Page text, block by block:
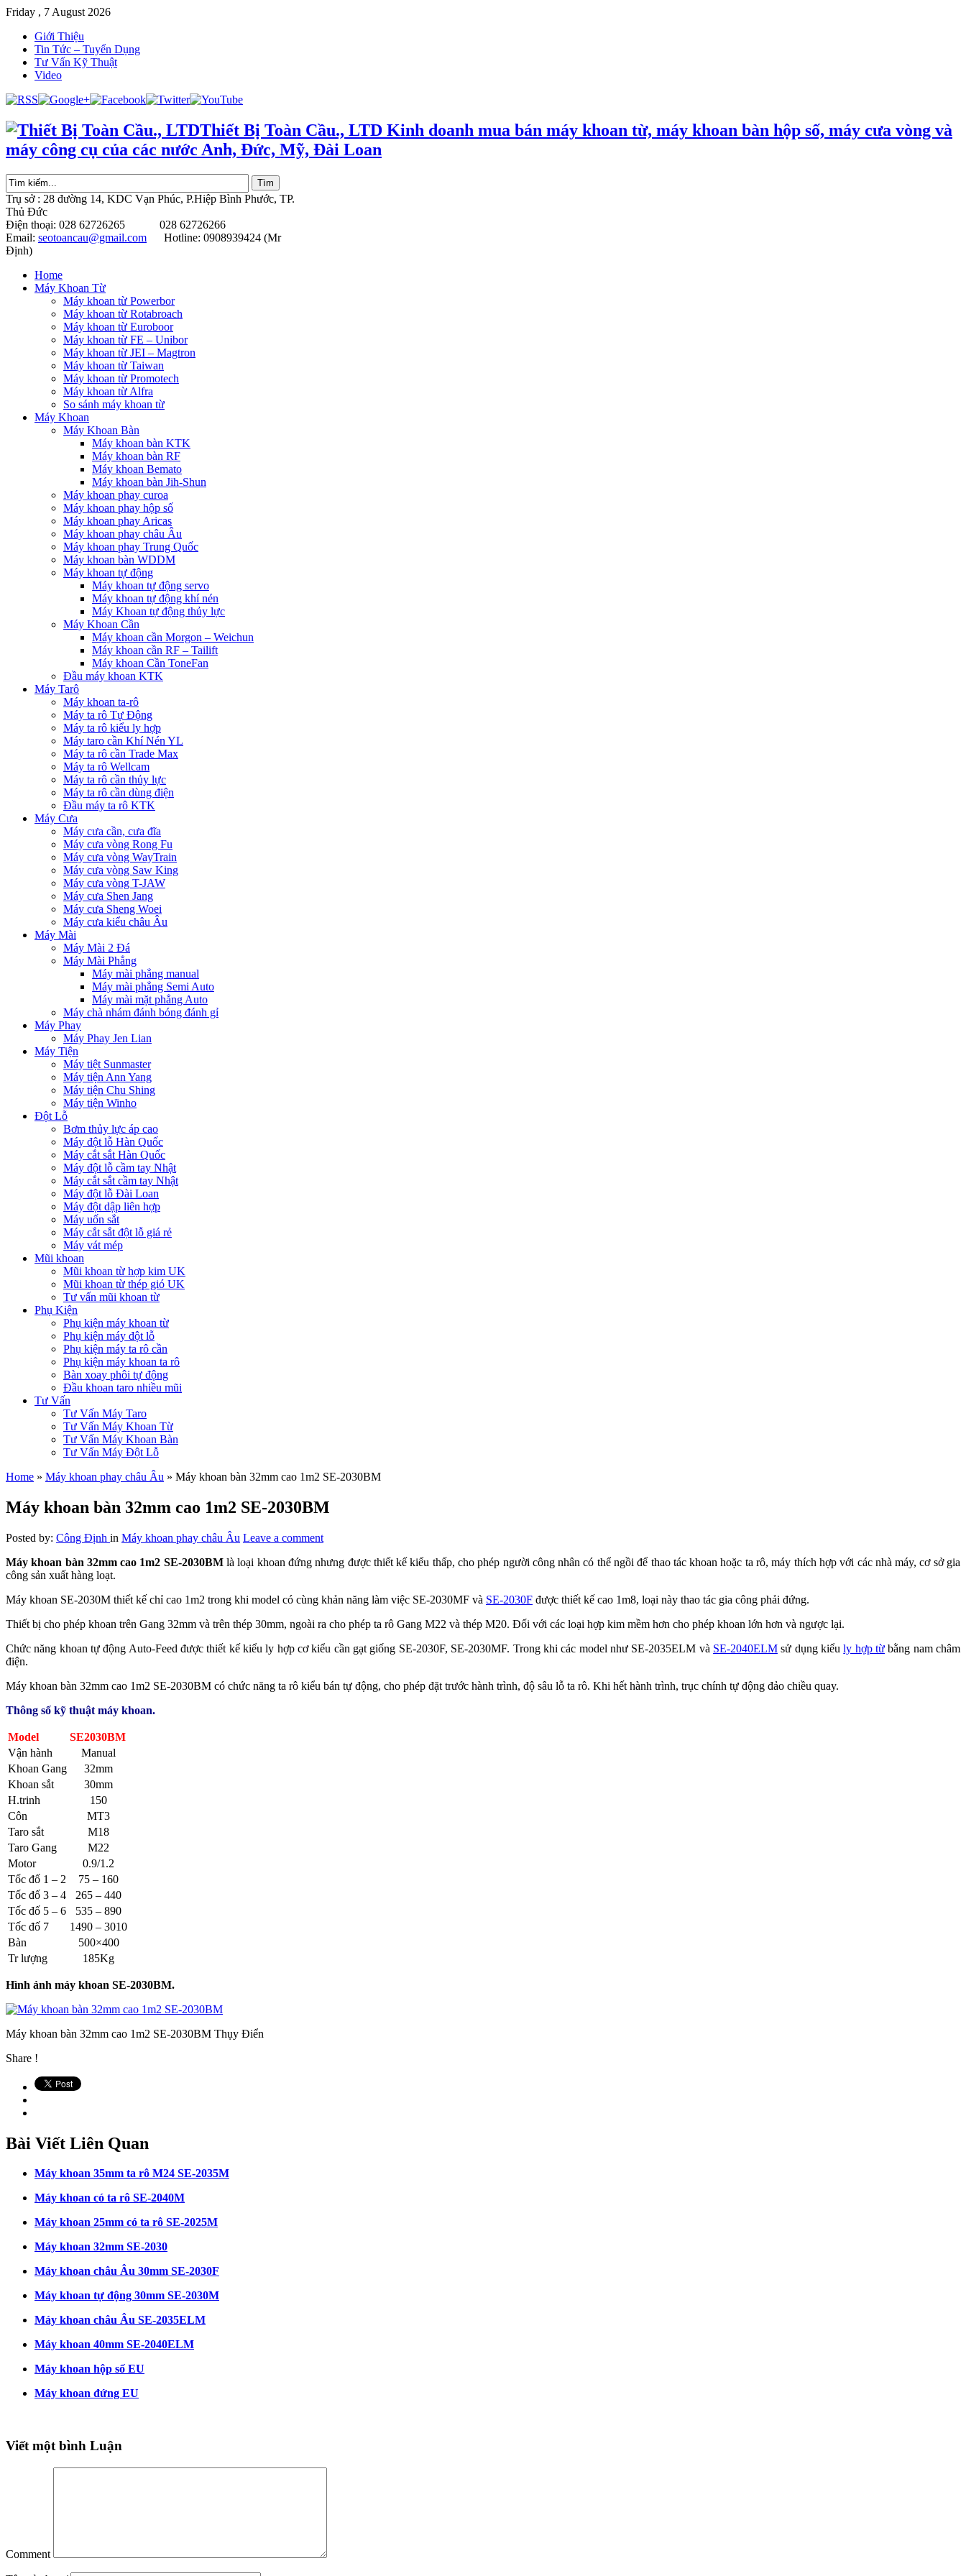
Friday , 7 August 2026
Giới Thiệu
Tin Tức – Tuyển Dụng
Tư Vấn Kỹ Thuật
Video
Thiết Bị Toàn Cầu., LTD Kinh doanh mua bán máy khoan từ, máy khoan bàn hộp số, máy cưa vòng và
máy công cụ của các nước Anh, Đức, Mỹ, Đài Loan
Trụ sở : 28 đường 14, KDC Vạn Phúc, P.Hiệp Bình Phước, TP.
Thủ Đức
Điện thoại: 028 62726265 028 62726266
Email: seotoancau@gmail.com Hotline: 0908939424 (Mr
Định)
Home
Máy Khoan Từ
Máy khoan từ Powerbor
Máy khoan từ Rotabroach
Máy khoan từ Euroboor
Máy khoan từ FE – Unibor
Máy khoan từ JEI – Magtron
Máy khoan từ Taiwan
Máy khoan từ Promotech
Máy khoan từ Alfra
So sánh máy khoan từ
Máy Khoan
Máy Khoan Bàn
Máy khoan bàn KTK
Máy khoan bàn RF
Máy khoan Bemato
Máy khoan bàn Jih-Shun
Máy khoan phay curoa
Máy khoan phay hộp số
Máy khoan phay Aricas
Máy khoan phay châu Âu
Máy khoan phay Trung Quốc
Máy khoan bàn WDDM
Máy khoan tự động
Máy khoan tự động servo
Máy khoan tự động khí nén
Máy Khoan tự động thủy lực
Máy Khoan Cần
Máy khoan cần Morgon – Weichun
Máy khoan cần RF – Tailift
Máy khoan Cần ToneFan
Đầu máy khoan KTK
Máy Tarô
Máy khoan ta-rô
Máy ta rô Tự Động
Máy ta rô kiểu ly hợp
Máy taro cần Khí Nén YL
Máy ta rô cần Trade Max
Máy ta rô Wellcam
Máy ta rô cần thủy lực
Máy ta rô cần dùng điện
Đầu máy ta rô KTK
Máy Cưa
Máy cưa cần, cưa đĩa
Máy cưa vòng Rong Fu
Máy cưa vòng WayTrain
Máy cưa vòng Saw King
Máy cưa vòng T-JAW
Máy cưa Shen Jang
Máy cưa Sheng Woei
Máy cưa kiểu châu Âu
Máy Mài
Máy Mài 2 Đá
Máy Mài Phẳng
Máy mài phẳng manual
Máy mài phẳng Semi Auto
Máy mài mặt phẳng Auto
Máy chà nhám đánh bóng đánh gỉ
Máy Phay
Máy Phay Jen Lian
Máy Tiện
Máy tiệt Sunmaster
Máy tiện Ann Yang
Máy tiện Chu Shing
Máy tiện Winho
Đột Lỗ
Bơm thủy lực áp cao
Máy đột lỗ Hàn Quốc
Máy cắt sắt Hàn Quốc
Máy đột lỗ cầm tay Nhật
Máy cắt sắt cầm tay Nhật
Máy đột lỗ Đài Loan
Máy đột dập liên hợp
Máy uốn sắt
Máy cắt sắt đột lỗ giá rẻ
Máy vát mép
Mũi khoan
Mũi khoan từ hợp kim UK
Mũi khoan từ thép gió UK
Tư vấn mũi khoan từ
Phụ Kiện
Phụ kiện máy khoan từ
Phụ kiện máy đột lỗ
Phụ kiện máy ta rô cần
Phụ kiện máy khoan ta rô
Bàn xoay phôi tự động
Đầu khoan taro nhiều mũi
Tư Vấn
Tư Vấn Máy Taro
Tư Vấn Máy Khoan Từ
Tư Vấn Máy Khoan Bàn
Tư Vấn Máy Đột Lỗ
Home » Máy khoan phay châu Âu » Máy khoan bàn 32mm cao 1m2 SE-2030BM
Máy khoan bàn 32mm cao 1m2 SE-2030BM
Posted by: Công Định in Máy khoan phay châu Âu Leave a comment
Máy khoan bàn 32mm cao 1m2 SE-2030BMlà loại khoan đứng nhưng được thiết kế kiểu thấp, cho phép người công nhân có thể ngồi để thao tác khoan hoặc ta rô, máy thích hợp với các nhà máy, cơ sở gia
công sản xuất hàng loạt.
Máy khoan SE-2030M thiết kế chỉ cao 1m2 trong khi model có cùng khản năng làm việc SE-2030MF và SE-2030F được thiết kế cao 1m8, loại này thao tác gia công phải đứng.
Thiết bị cho phép khoan trên Gang 32mm và trên thép 30mm, ngoài ra cho phép ta rô Gang M22 và thép M20. Đối với các loại hợp kim mềm hơn cho phép khoan lớn hơn và ngược lại.
Chức năng khoan tự động Auto-Feed được thiết kế kiểu ly hợp cơ kiểu cần gạt giống SE-2030F, SE-2030MF. Trong khi các model như SE-2035ELM và SE-2040ELMsử dụng kiểuly hợp từbằng nam châm
điện.
Máy khoan bàn 32mm cao 1m2 SE-2030BM có chức năng ta rô kiểu bán tự động, cho phép đặt trước hành trình, độ sâu lỗ ta rô. Khi hết hành trình, trục chính tự động đảo chiều quay.
Thông số kỹ thuật máy khoan.
Model
SE2030BM
Vận hành
Manual
Khoan Gang
32mm
Khoan sắt
30mm
H.trinh
150
Côn
MT3
Taro sắt
M18
Taro Gang
M22
Motor
0.9/1.2
Tốc đố 1 – 2
75 – 160
Tốc đố 3 – 4
265 – 440
Tốc đố 5 – 6
535 – 890
Tốc đố 7
1490 – 3010
Bàn
500×400
Tr lượng
185Kg
Hình ảnh máy khoan SE-2030BM.
Máy khoan bàn 32mm cao 1m2 SE-2030BM Thụy Điển
Share !
Bài Viết Liên Quan
Máy khoan 35mm ta rô M24 SE-2035M
Máy khoan có ta rô SE-2040M
Máy khoan 25mm có ta rô SE-2025M
Máy khoan 32mm SE-2030
Máy khoan châu Âu 30mm SE-2030F
Máy khoan tự động 30mm SE-2030M
Máy khoan châu Âu SE-2035ELM
Máy khoan 40mm SE-2040ELM
Máy khoan hộp số EU
Máy khoan đứng EU
Viết một bình Luận
Comment